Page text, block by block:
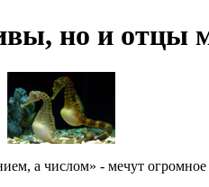
но и отцы
а числом» - мечут